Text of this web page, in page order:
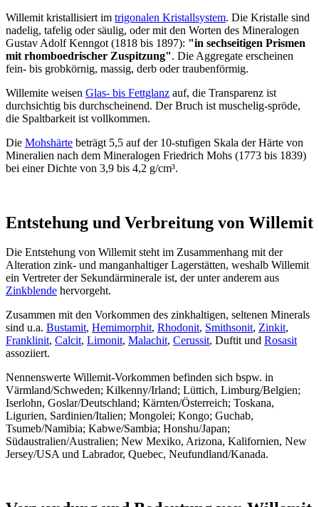
Willemit kristallisiert im trigonalen Kristallsystem. Die Kristalle sind
nadelig, tafelig oder säulig, oder mit den Worten des Mineralogen
Gustav Adolf Kenngot (1818 bis 1897): "in sechseitigen Prismen
mit rhomboedrischer Zuspitzung". Die Aggregate erscheinen
fein- bis grobkörnig, massig, derb oder traubenförmig.
Willemite weisen Glas- bis Fettglanz auf, die Transparenz ist
durchsichtig bis durchscheinend. Der Bruch ist muschelig-spröde,
die Spaltbarkeit ist vollkommen.
Die Mohshärte beträgt 5,5 auf der 10-stufigen Skala der Härte von
Mineralien nach dem Mineralogen Friedrich Mohs (1773 bis 1839)
bei einer Dichte von 3,9 bis 4,2 g/cm³.
Entstehung und Verbreitung von Willemit
Die Entstehung von Willemit steht im Zusammenhang mit der
Alteration zink- und manganhaltiger Lagerstätten, weshalb Willemit
ein Vertreter der Sekundärminerale ist, der unter anderem aus
Zinkblende hervorgeht.
Zusammen mit den Vorkommen des zinkhaltigen, seltenen Minerals
sind u.a. Bustamit, Hemimorphit, Rhodonit, Smithsonit, Zinkit,
Franklinit, Calcit, Limonit, Malachit, Cerussit, Duftit und Rosasit
assoziiert.
Nennenswerte Willemit-Vorkommen befinden sich bspw. in
Värmland/Schweden; Kilkenny/Irland; Lüttich, Limburg/Belgien;
Iserlohn, Goslar/Deutschland; Kärnten/Österreich; Toskana,
Ligurien, Sardinien/Italien; Mongolei; Kongo; Guchab,
Tsumeb/Namibia; Kabwe/Sambia; Honshu/Japan;
Südaustralien/Australien; New Mexiko, Arizona, Kalifornien, New
Jersey/USA und Labrador, Quebec, Neufundland/Kanada.